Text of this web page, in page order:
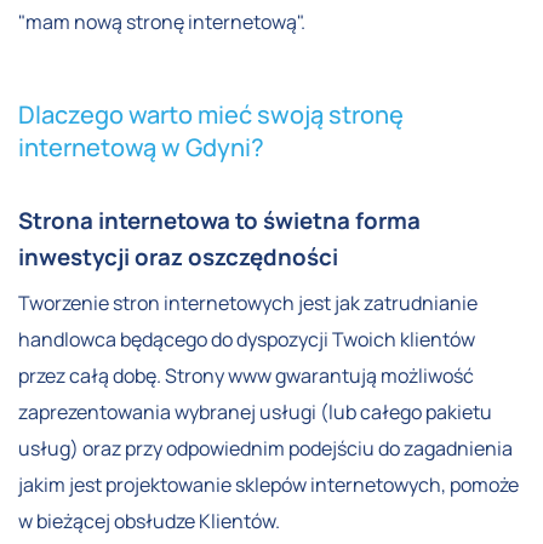
"mam nową stronę internetową".
Dlaczego warto mieć swoją stronę
internetową w Gdyni?
Strona internetowa to świetna forma
inwestycji oraz oszczędności
Tworzenie stron internetowych jest jak zatrudnianie
handlowca będącego do dyspozycji Twoich klientów
przez całą dobę. Strony www gwarantują możliwość
zaprezentowania wybranej usługi (lub całego pakietu
usług) oraz przy odpowiednim podejściu do zagadnienia
jakim jest projektowanie sklepów internetowych, pomoże
w bieżącej obsłudze Klientów.